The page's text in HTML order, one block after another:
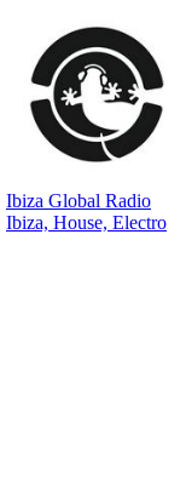
Ibiza Global Radio
Ibiza, House, Electro